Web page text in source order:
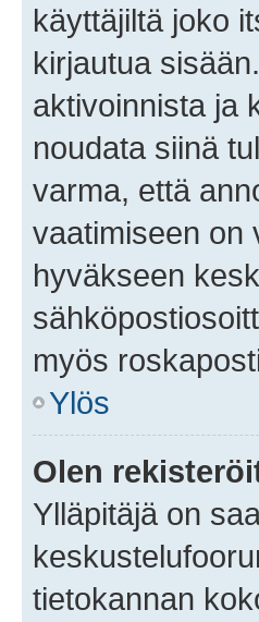
käyttäjiltä joko
kirjautua
aktivoinnista ja
noudata siinä
varma, että
vaatimiseen on
hyväkseen
myös
Ylös
Olen
Ylläpitäjä on
tietokannan